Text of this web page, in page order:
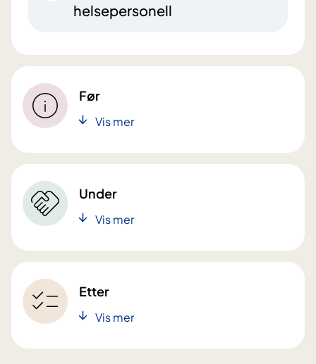
helsepersonell
Før
Vis mer
Under
Vis mer
Etter
Vis mer